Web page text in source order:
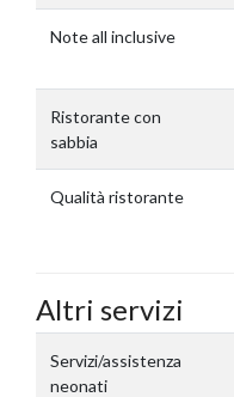
Note all inclusive
Ristorante con
sabbia
Qualità ristorante
Altri servizi
Servizi/assistenza
neonati